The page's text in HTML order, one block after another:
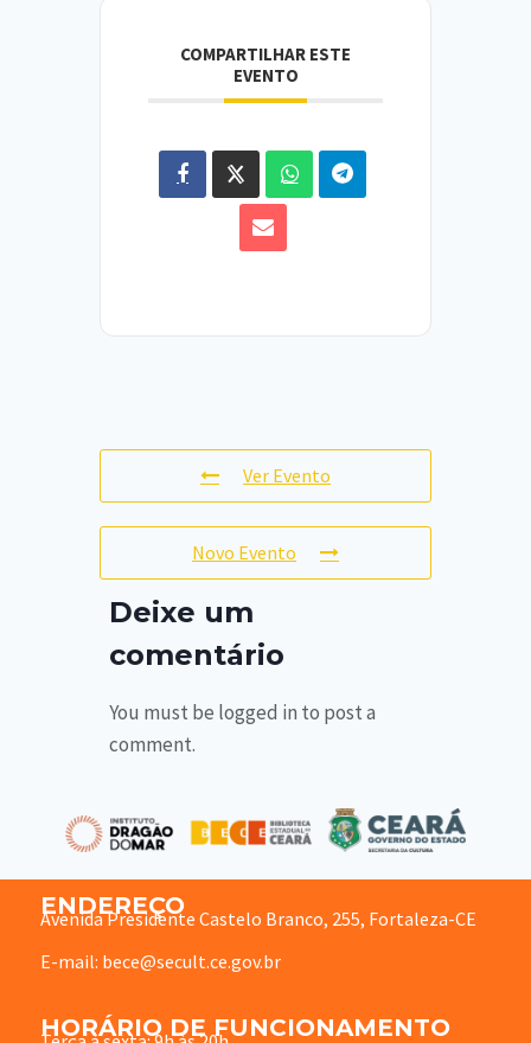
COMPARTILHAR ESTE
EVENTO
Ver Evento
Novo Evento
Deixe um
comentário
You must be logged in to post a
comment.
ENDEREÇO
Avenida Presidente Castelo Branco, 255, Fortaleza-CE
E-mail: bece@secult.ce.gov.br
HORÁRIO DE FUNCIONAMENTO